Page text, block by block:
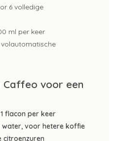
6 volledige
ml per keer
voor een
flacon per keer
water, voor hetere koffie
citroenzuren